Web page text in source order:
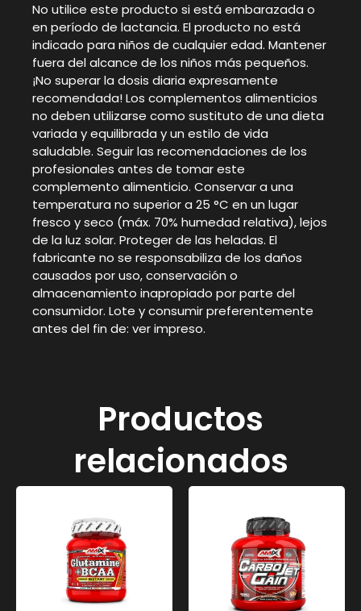
No utilice este producto si está embarazada o
en período de lactancia. El producto no está
indicado para niños de cualquier edad. Mantener
fuera del alcance de los niños más pequeños.
¡No superar la dosis diaria expresamente
recomendada! Los complementos alimenticios
no deben utilizarse como sustituto de una dieta
variada y equilibrada y un estilo de vida
saludable. Seguir las recomendaciones de los
profesionales antes de tomar este
complemento alimenticio. Conservar a una
temperatura no superior a 25 °C en un lugar
fresco y seco (máx. 70% humedad relativa), lejos
de la luz solar. Proteger de las heladas. El
fabricante no se responsabiliza de los daños
causados por uso, conservación o
almacenamiento inapropiado por parte del
consumidor. Lote y consumir preferentemente
antes del fin de: ver impreso.
Productos
relacionados